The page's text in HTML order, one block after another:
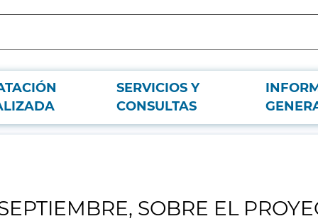
SERVICIOS Y
CONSULTAS
DE DECRETO POR EL QUE SE ESTABLECE EL PROCEDIMIENTO
PERMITE QUE LAS ORGANIZACIONES SE ADHIERAN CON CARÁCTER
SOBRE EL